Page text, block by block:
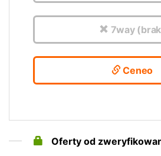
7way
Ceneo
Oferty od